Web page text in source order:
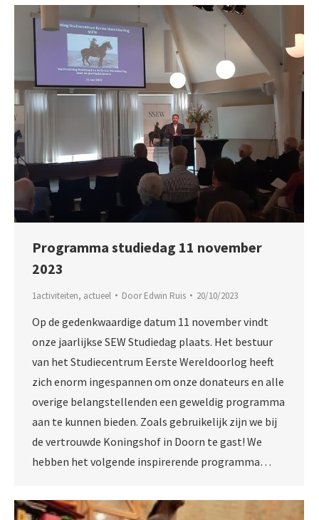
Programma studiedag 11 november
2023
1activiteiten, actueel DoorEdwin Ruis 20/10/2023
Op de gedenkwaardige datum 11 november vindt
onze jaarlijkse SEW Studiedag plaats. Het bestuur
van het Studiecentrum Eerste Wereldoorlog heeft
zich enorm ingespannen om onze donateurs en alle
overige belangstellenden een geweldig programma
aan te kunnen bieden. Zoals gebruikelijk zijn we bij
de vertrouwde Koningshof in Doorn te gast! We
hebben het volgende inspirerende programma…